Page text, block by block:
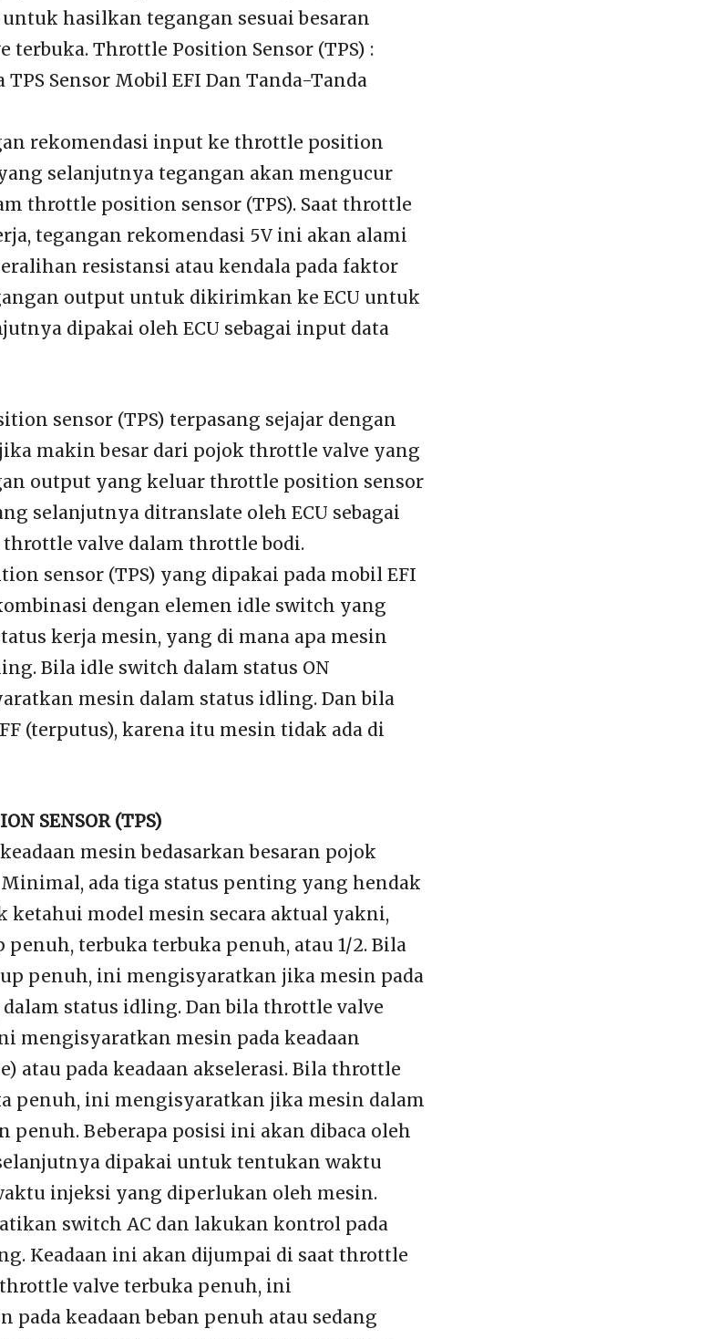
hasilkan tegangan sesuai besaran
terbuka. Throttle Position Sensor (TPS) :
Sensor Mobil EFI Dan Tanda-Tanda
rekomendasi input ke throttle position
selanjutnya tegangan akan mengucur
throttle position sensor (TPS). Saat throttle
tegangan rekomendasi 5V ini akan alami
resistansi atau kendala pada faktor
output untuk dikirimkan ke ECU untuk
dipakai oleh ECU sebagai input data
sensor (TPS) terpasang sejajar dengan
makin besar dari pojok throttle valve yang
output yang keluar throttle position sensor
selanjutnya ditranslate oleh ECU sebagai
valve dalam throttle bodi.
sensor (TPS) yang dipakai pada mobil EFI
dengan elemen idle switch yang
kerja mesin, yang di mana apa mesin
Bila idle switch dalam status ON
mesin dalam status idling. Dan bila
(terputus), karena itu mesin tidak ada di
SENSOR (TPS)
mesin bedasarkan besaran pojok
ada tiga status penting yang hendak
ketahui model mesin secara aktual yakni,
terbuka terbuka penuh, atau 1/2. Bila
penuh, ini mengisyaratkan jika mesin pada
status idling. Dan bila throttle valve
mengisyaratkan mesin pada keadaan
atau pada keadaan akselerasi. Bila throttle
penuh, ini mengisyaratkan jika mesin dalam
penuh. Beberapa posisi ini akan dibaca oleh
dipakai untuk tentukan waktu
injeksi yang diperlukan oleh mesin.
switch AC dan lakukan kontrol pada
Keadaan ini akan dijumpai di saat throttle
valve terbuka penuh, ini
keadaan beban penuh atau sedang